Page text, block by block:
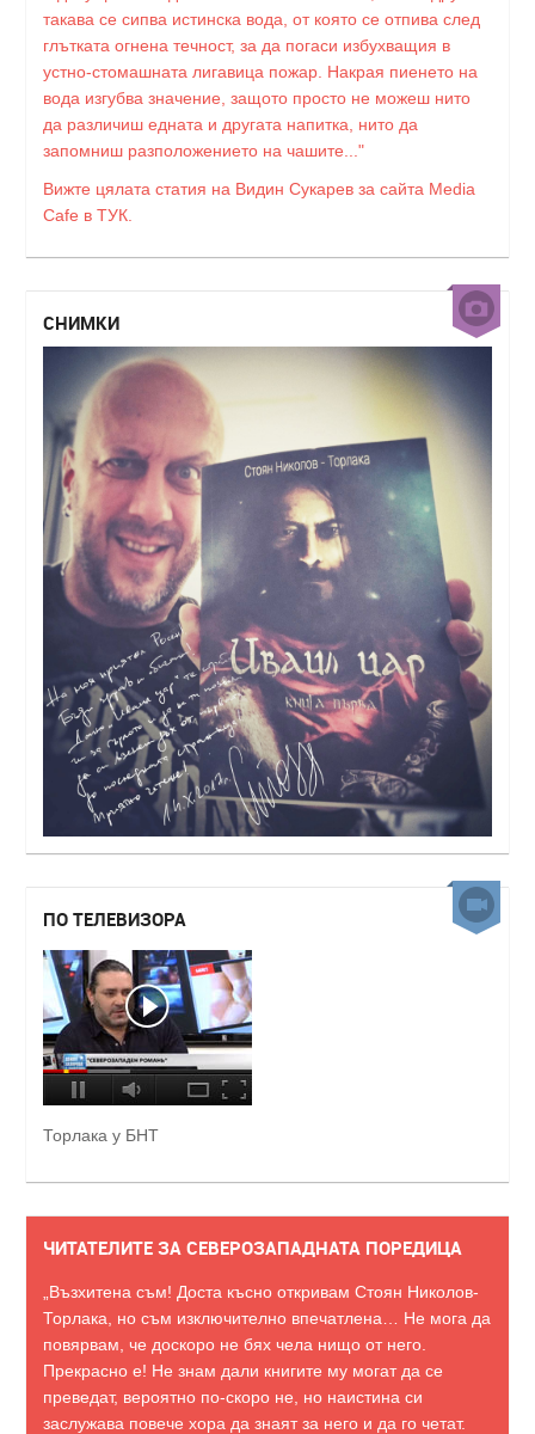
такава се сипва истинска вода, от която се отпива след
глътката огнена течност, за да погаси избухващия в
устно-стомашната лигавица пожар. Накрая пиенето на
вода изгубва значение, защото просто не можеш нито
да различиш едната и другата напитка, нито да
запомниш разположението на чашите..."
Вижте цялата статия на Видин Сукарев за сайта Media
Cafe в ТУК.
СНИМКИ
ПО ТЕЛЕВИЗОРА
Торлака у БНТ
ЧИТАТЕЛИТЕ ЗА СЕВЕРОЗАПАДНАТА ПОРЕДИЦА
„Възхитена съм! Доста късно откривам Стоян Николов-
Торлака, но съм изключително впечатлена… Не мога да
повярвам, че доскоро не бях чела нищо от него.
Прекрасно е! Не знам дали книгите му могат да се
преведат, вероятно по-скоро не, но наистина си
заслужава повече хора да знаят за него и да го четат.